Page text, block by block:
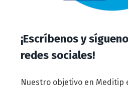
¡Escríbenos y
redes sociales!
Nuestro objetivo en Meditip